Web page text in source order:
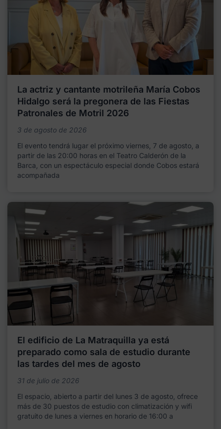
La actriz y cantante motrileña María Cobos
Hidalgo será la pregonera de las Fiestas
Patronales de Motril 2026
3 de agosto de 2026
El evento tendrá lugar el próximo viernes, 7 de agosto, a
partir de las 20:00 horas en el Teatro Calderón de la
Barca, con un espectáculo especial donde Cobos estará
acompañada
El edificio de La Matraquilla ya está
preparado como sala de estudio durante
las tardes del mes de agosto
31 de julio de 2026
El espacio, abierto a partir del lunes 3 de agosto, ofrece
más de 30 puestos de estudio con climatización y wifi
gratuito de lunes a viernes en horario de 16:00 a